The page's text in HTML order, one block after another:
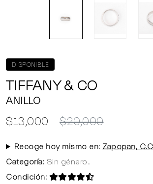
DISPONIBLE
TIFFANY & CO
ANILLO
$13,000 $20,000
Recoge hoy mismo en: Zapopan,
Categoría: Sin género..
Condición: